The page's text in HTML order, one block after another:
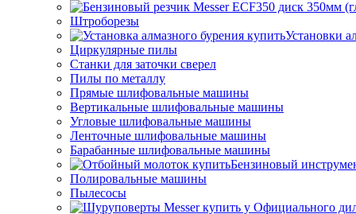
Штроборезы
Установки
Циркулярные пилы
Станки для заточки сверел
Пилы по металлу
Прямые шлифовальные машины
Вертикальные шлифовальные машины
Угловые шлифовальные машины
Ленточные шлифовальные машины
Барабанные шлифовальные машины
Бензиновый
Полировальные машины
Пылесосы